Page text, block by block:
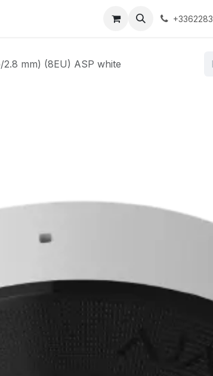
Contactez-nous
mm) (8EU) ASP white